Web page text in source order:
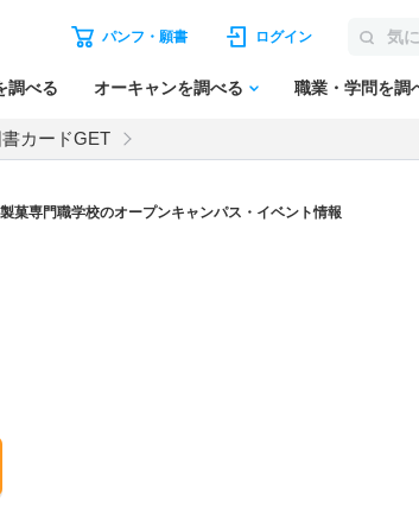
パンフ・願書 ログイン
調べる オーキャンを調べる 職業・学問を調
カードGET
菓専門職学校のオープンキャンパス・イベント情報